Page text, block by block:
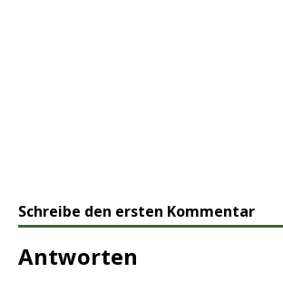
Schreibe den ersten Kommentar
Antworten